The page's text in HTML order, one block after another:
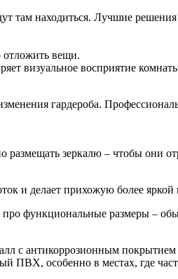
находиться. Лучшие
вещи.
визуальное восприятие
гардероба.
зеркалю – чтобы они
и делает прихожую более
функциональные размеры –
с антикоррозионным
ПВХ, особенно в местах, где